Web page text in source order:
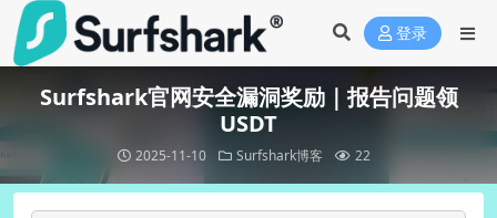
登录
Surfshark官网安全漏洞奖励｜报告问题领
USDT
2025-11-10 Surfshark博客 22